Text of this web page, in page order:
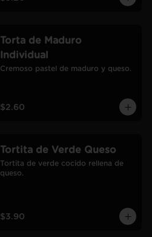
Torta de Maduro
Individual
Cremoso pastel de maduro y queso.
$2.60
Tortita de Verde Queso
Tortita de verde cocido rellena de
queso.
$3.90